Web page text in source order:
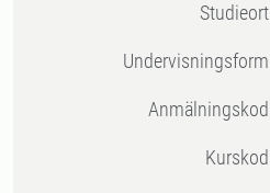
Studieort
Undervisningsform
Anmälningskod
Kurskod